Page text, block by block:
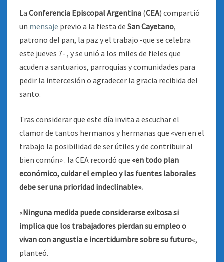
La Conferencia Episcopal Argentina (CEA) compartió
un mensaje previo a la fiesta de San Cayetano,
patrono del pan, la paz y el trabajo -que se celebra
este jueves 7- , y se unió a los miles de fieles que
acuden a santuarios, parroquias y comunidades para
pedir la intercesión o agradecer la gracia recibida del
santo.
Tras considerar que este día invita a escuchar el
clamor de tantos hermanos y hermanas que «ven en el
trabajo la posibilidad de ser útiles y de contribuir al
bien común» . la CEA recordó que «en todo plan
económico, cuidar el empleo y las fuentes laborales
debe ser una prioridad indeclinable».
«Ninguna medida puede considerarse exitosa si
implica que los trabajadores pierdan su empleo o
vivan con angustia e incertidumbre sobre su futuro«,
planteó.